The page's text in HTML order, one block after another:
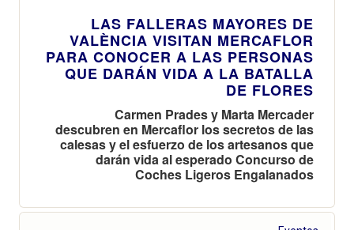
LAS FALLERAS MAYORES DE
VALÈNCIA VISITAN MERCAFLOR
PARA CONOCER A LAS PERSONAS
QUE DARÁN VIDA A LA BATALLA
DE FLORES
Carmen Prades y Marta Mercader
descubren en Mercaflor los secretos de las
calesas y el esfuerzo de los artesanos que
darán vida al esperado Concurso de
Coches Ligeros Engalanados